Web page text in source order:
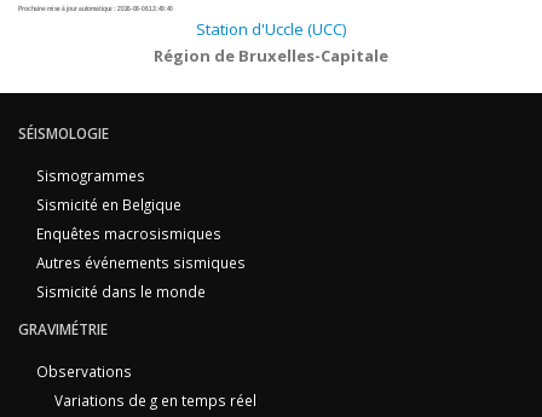
Prochaine mise à jour automatique :2026-08-06 13:49:40
Station d'Uccle (UCC)
Région de Bruxelles-Capitale
SÉISMOLOGIE
Sismogrammes
Sismicité en Belgique
Enquêtes macrosismiques
Autres événements sismiques
Sismicité dans le monde
GRAVIMÉTRIE
Observations
Variations de g en temps réel